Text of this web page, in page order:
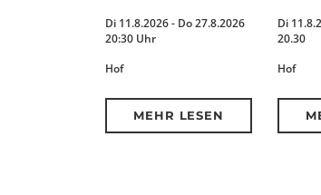
Di 11.8.2026 - Do 27.8.2026
20:30 Uhr
Hof
MEHR LESEN
Di
20.30
Hof